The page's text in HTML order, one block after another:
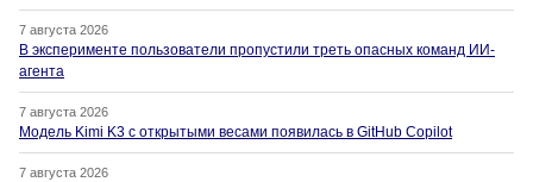
7 августа 2026
В эксперименте пользователи пропустили треть опасных команд ИИ-
агента
7 августа 2026
Модель Kimi K3 с открытыми весами появилась в GitHub Copilot
7 августа 2026